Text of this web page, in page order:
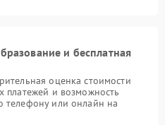
и бесплатная
оценка стоимости
платежей и возможность
телефону или онлайн на